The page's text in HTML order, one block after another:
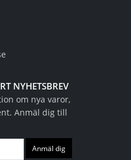
NYHETSBREV
om nya varor,
Anmäl dig till